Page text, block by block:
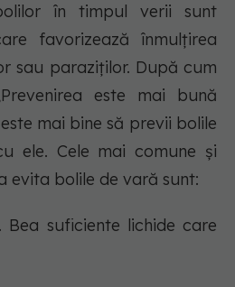
în timpul verii sunt
favorizează înmulțirea
sau paraziților. După cum
este mai bună
mai bine să previi bolile
ele. Cele mai comune și
evita bolile de vară sunt:
Bea suficiente lichide care